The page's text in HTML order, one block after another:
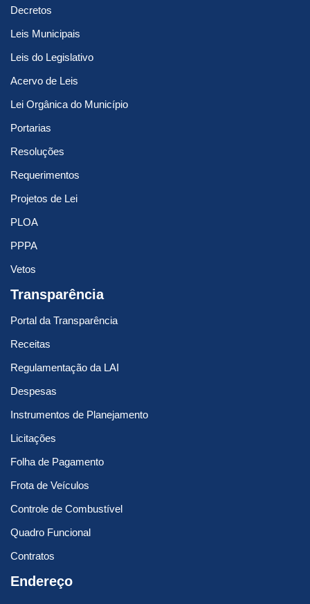
Decretos
Leis Municipais
Leis do Legislativo
Acervo de Leis
Lei Orgânica do Município
Portarias
Resoluções
Requerimentos
Projetos de Lei
PLOA
PPPA
Vetos
Transparência
Portal da Transparência
Receitas
Regulamentação da LAI
Despesas
Instrumentos de Planejamento
Licitações
Folha de Pagamento
Frota de Veículos
Controle de Combustível
Quadro Funcional
Contratos
Endereço